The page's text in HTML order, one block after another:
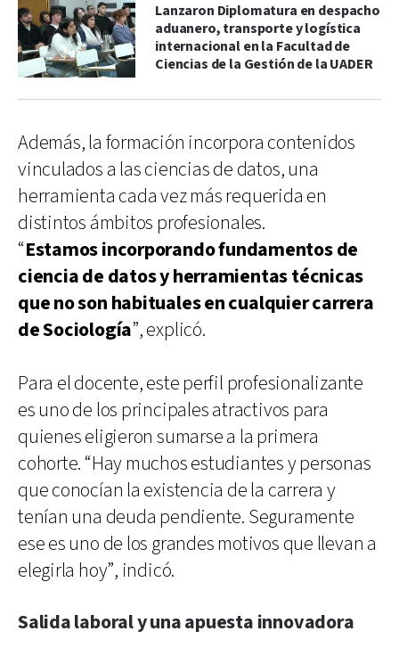
Lanzaron Diplomatura en despacho
aduanero, transporte y logística
internacional en la Facultad de
Ciencias de la Gestión de la UADER
Además, la formación incorpora contenidos
vinculados a las ciencias de datos, una
herramienta cada vez más requerida en
distintos ámbitos profesionales.
“Estamos incorporando fundamentos de
ciencia de datos y herramientas técnicas
que no son habituales en cualquier carrera
de Sociología”, explicó.
Para el docente, este perfil profesionalizante
es uno de los principales atractivos para
quienes eligieron sumarse a la primera
cohorte. “Hay muchos estudiantes y personas
que conocían la existencia de la carrera y
tenían una deuda pendiente. Seguramente
ese es uno de los grandes motivos que llevan a
elegirla hoy”, indicó.
Salida laboral y una apuesta innovadora